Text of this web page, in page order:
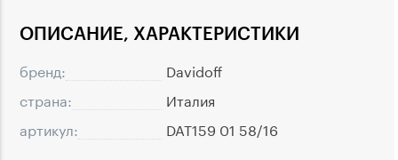
ОПИСАНИЕ, ХАРАКТЕРИСТИКИ
бренд:
Davidoff
страна:
Италия
артикул:
DAT159 01 58/16